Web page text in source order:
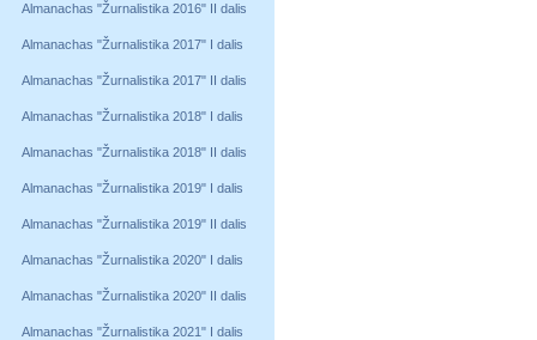
Almanachas "Žurnalistika 2016" II dalis
Almanachas "Žurnalistika 2017" I dalis
Almanachas "Žurnalistika 2017" II dalis
Almanachas "Žurnalistika 2018" I dalis
Almanachas "Žurnalistika 2018" II dalis
Almanachas "Žurnalistika 2019" I dalis
Almanachas "Žurnalistika 2019" II dalis
Almanachas "Žurnalistika 2020" I dalis
Almanachas "Žurnalistika 2020" II dalis
Almanachas "Žurnalistika 2021" I dalis